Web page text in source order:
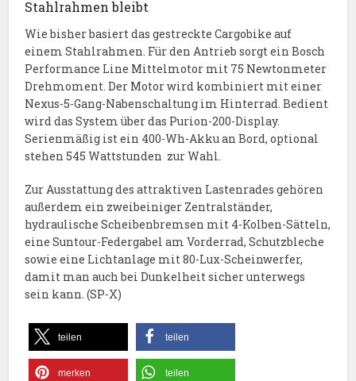
Stahlrahmen bleibt
Wie bisher basiert das gestreckte Cargobike auf
einem Stahlrahmen. Für den Antrieb sorgt ein Bosch
Performance Line Mittelmotor mit 75 Newtonmeter
Drehmoment. Der Motor wird kombiniert mit einer
Nexus-5-Gang-Nabenschaltung im Hinterrad. Bedient
wird das System über das Purion-200-Display.
Serienmäßig ist ein 400-Wh-Akku an Bord, optional
stehen 545 Wattstunden zur Wahl.
Zur Ausstattung des attraktiven Lastenrades gehören
außerdem ein zweibeiniger Zentralständer,
hydraulische Scheibenbremsen mit 4-Kolben-Sätteln,
eine Suntour-Federgabel am Vorderrad, Schutzbleche
sowie eine Lichtanlage mit 80-Lux-Scheinwerfer,
damit man auch bei Dunkelheit sicher unterwegs
sein kann. (SP-X)
teilen teilen
merken teilen